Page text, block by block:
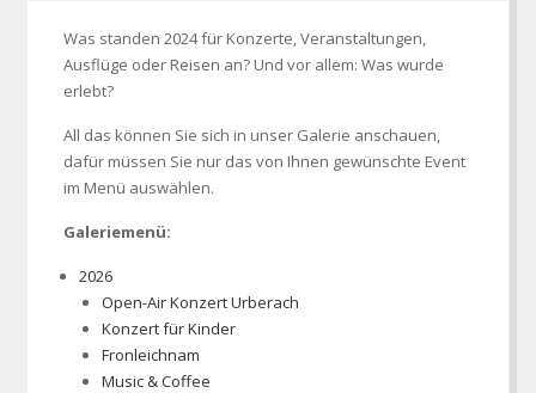
Was standen 2024 für Konzerte, Veranstaltungen,
Ausflüge oder Reisen an? Und vor allem: Was wurde
erlebt?
All das können Sie sich in unser Galerie anschauen,
dafür müssen Sie nur das von Ihnen gewünschte Event
im Menü auswählen.
Galeriemenü:
2026
Open-Air Konzert Urberach
Konzert für Kinder
Fronleichnam
Music & Coffee